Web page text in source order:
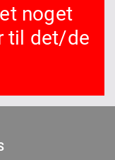
noget
til det/de